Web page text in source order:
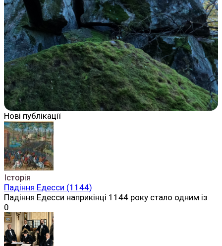
Нові публікації
Історія
Падіння Едесси (1144)
Падіння Едесси наприкінці 1144 року стало одним із
0